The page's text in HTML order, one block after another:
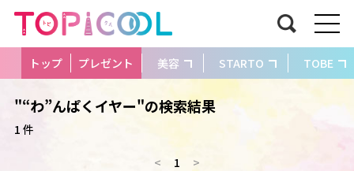
トップ プレゼント 美容 STARTO TOBE
"“わ”んぱくイヤー"の検索結果
1 件
< 1 >